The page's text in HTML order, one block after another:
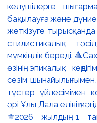
⚜️2026 жылдың 1